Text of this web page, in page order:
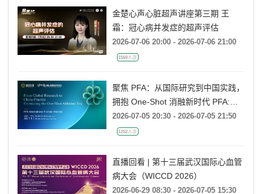
金楚心声心脏超声讲座第三期 王
霜：冠心病并发症的超声评估
2026-07-06 20:00 - 2026-07-06 21:00
聚焦 PFA：从国际研究到中国实践，
拥抱 One-Shot 消融新时代 PFA:
From Global Research to China
Ablation Era ——电生理国际前沿专
题会
2026-07-05 20:30 - 2026-07-05 21:50
直播回看 | 第十三届武汉国际心血管
病大会（WICCD 2026）